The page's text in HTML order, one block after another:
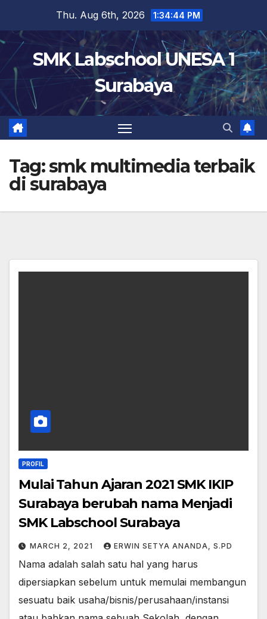
content
Thu. Aug 6th, 2026 1:34:44 PM
SMK Labschool UNESA 1
Surabaya
Tag:smk multimedia terbaik
di surabaya
PROFIL
Mulai Tahun Ajaran 2021 SMK IKIP
Surabaya berubah nama Menjadi
SMK Labschool Surabaya
MARCH 2, 2021 ERWIN SETYA ANANDA, S.PD
Nama adalah salah satu hal yang harus
dipersiapkan sebelum untuk memulai membangun
sesuatu baik usaha/bisnis/perusahaan/instansi